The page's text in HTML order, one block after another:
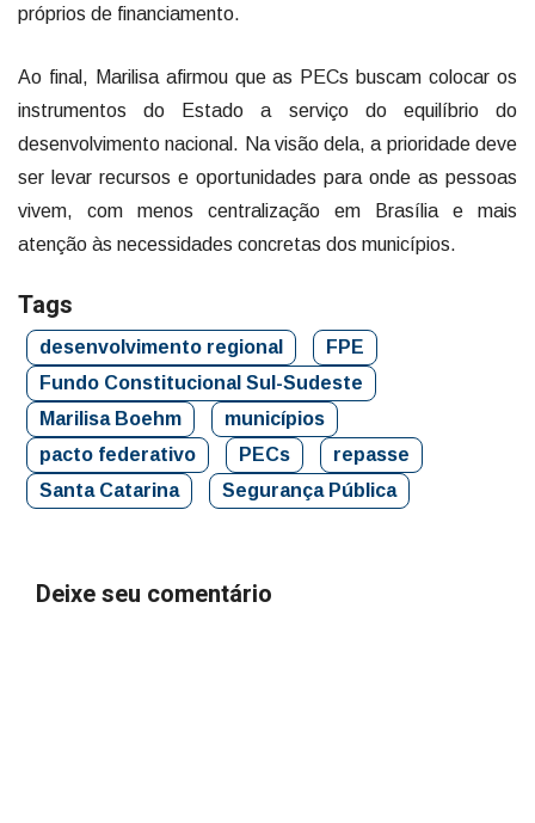
próprios de financiamento.
Ao final, Marilisa afirmou que as PECs buscam colocar os
instrumentos do Estado a serviço do equilíbrio do
desenvolvimento nacional. Na visão dela, a prioridade deve
ser levar recursos e oportunidades para onde as pessoas
vivem, com menos centralização em Brasília e mais
atenção às necessidades concretas dos municípios.
Tags
desenvolvimento regional
FPE
Fundo Constitucional Sul-Sudeste
Marilisa Boehm
municípios
pacto federativo
PECs
repasse
Santa Catarina
Segurança Pública
Deixe seu comentário